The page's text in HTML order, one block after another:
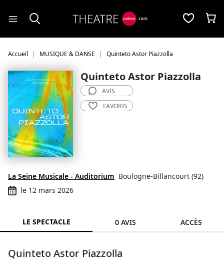
Accueil MUSIQUE & DANSE Quinteto Astor Piazzolla
Quinteto Astor Piazzolla
La Seine Musicale - Auditorium Boulogne-Billancourt (92)
le 12 mars 2026
AVIS
FAVORIS
LE SPECTACLE 0 AVIS ACCÈS
Quinteto Astor Piazzolla